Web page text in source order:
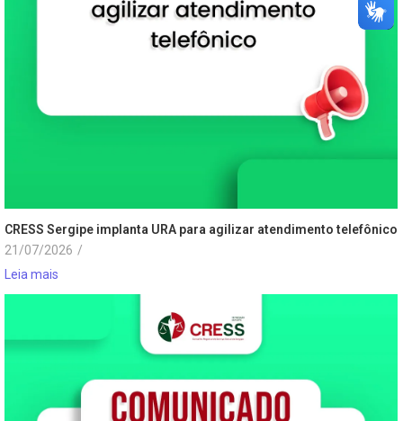
CRESS Sergipe implanta URA para agilizar atendimento telefônico
21/07/2026 /
Leia mais